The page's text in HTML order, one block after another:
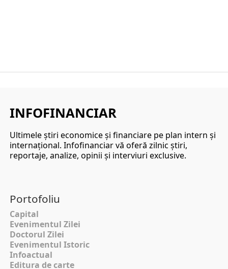
INFOFINANCIAR
Ultimele ştiri economice şi financiare pe plan intern şi
internaţional. Infofinanciar vă oferă zilnic ştiri,
reportaje, analize, opinii şi interviuri exclusive.
Portofoliu
Capital
Evenimentul Zilei
Doctorul Zilei
Evenimentul Istoric
Infoactual
Editura de carte